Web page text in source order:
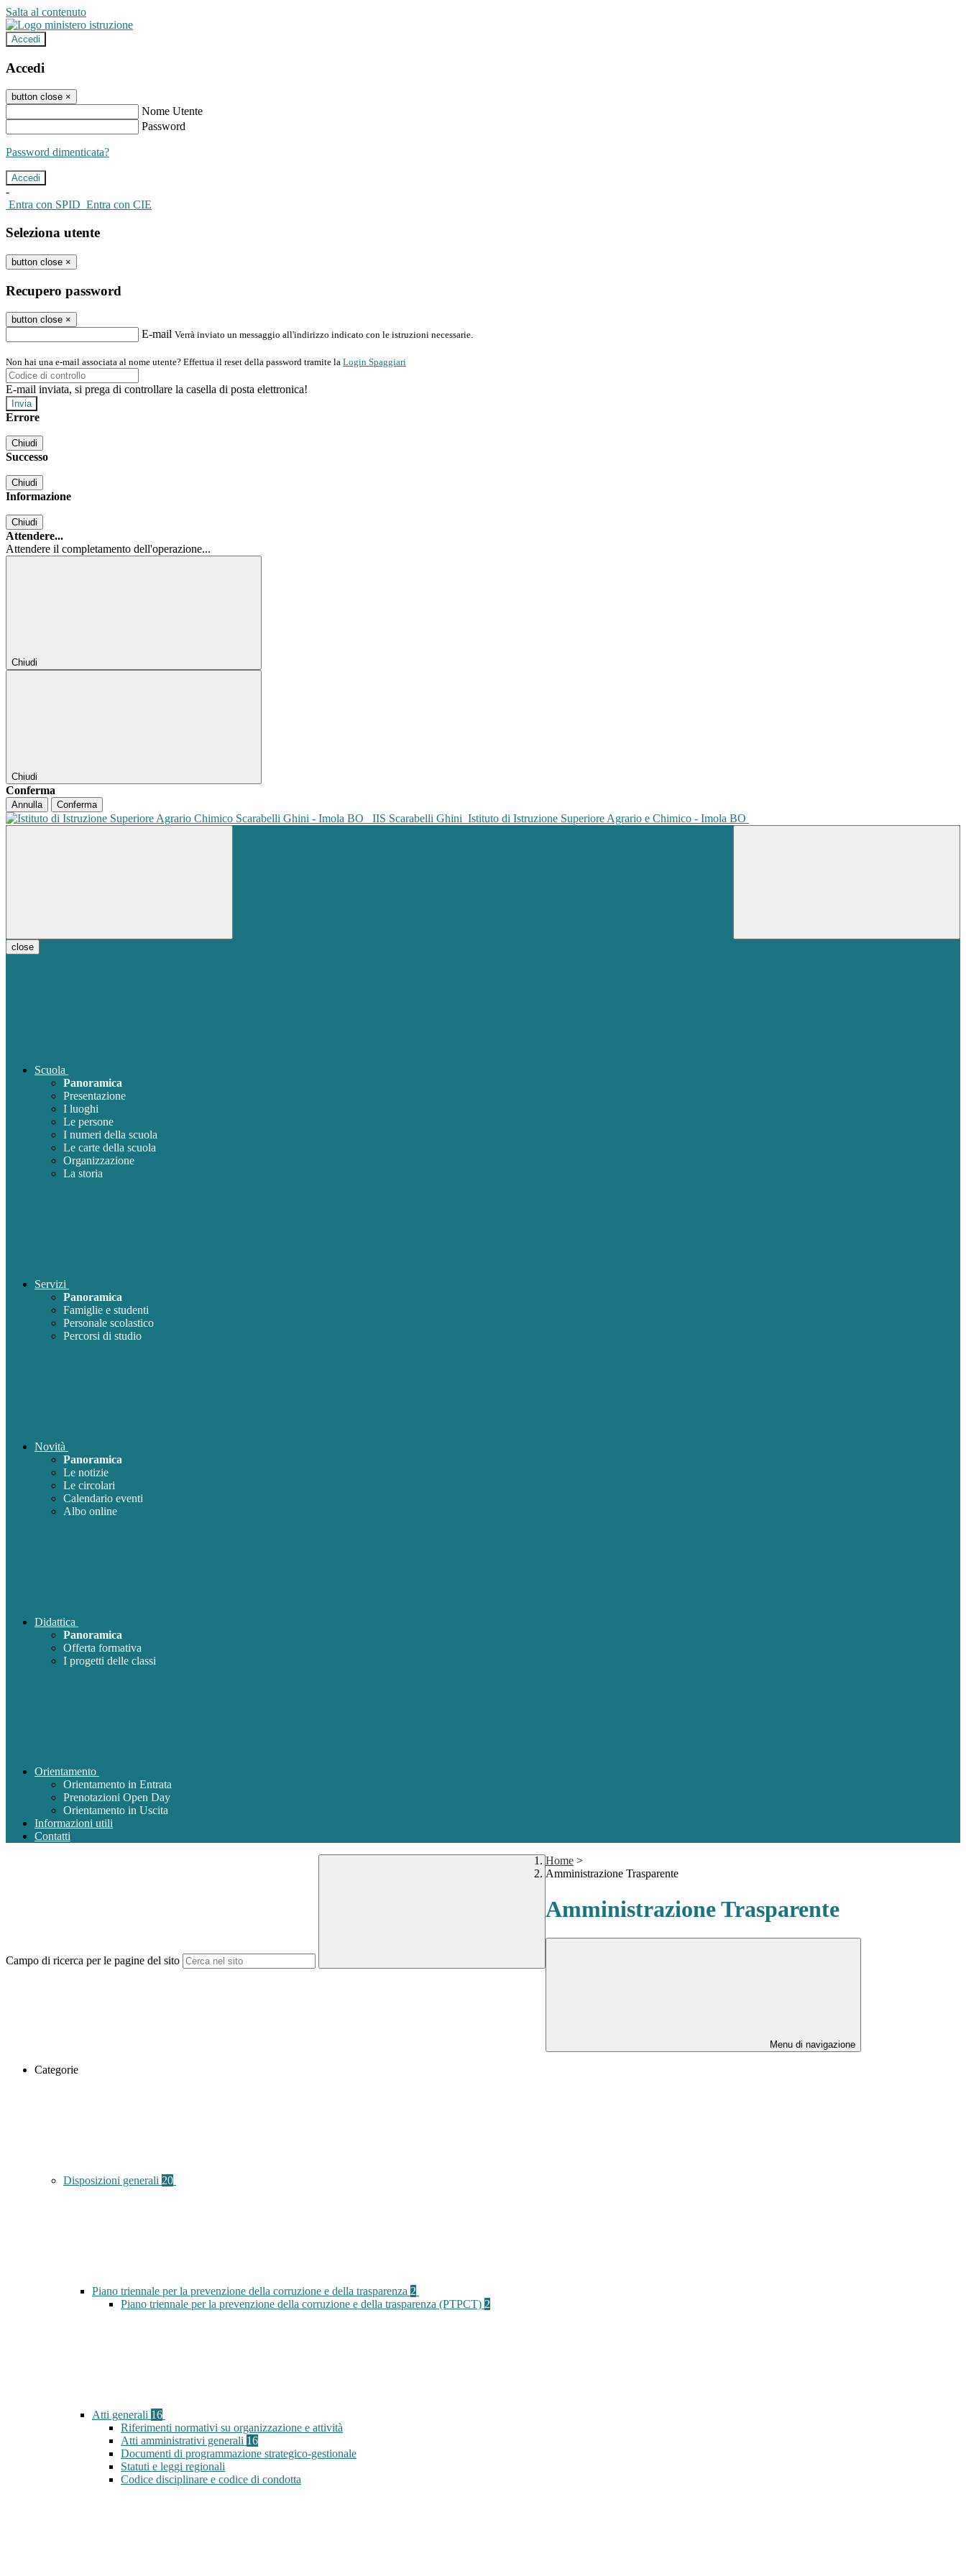
Salta al contenuto
Accedi
Accedi
button close ×
Nome Utente
Password
Password dimenticata?
-
Entra con SPID Entra con CIE
Seleziona utente
button close ×
Recupero password
button close ×
E-mail Verrà inviato un messaggio all'indirizzo indicato con le istruzioni necessarie.
Non hai una e-mail associata al nome utente? Effettua il reset della password tramite la Login Spaggiari
E-mail inviata, si prega di controllare la casella di posta elettronica!
Errore
Chiudi
Successo
Chiudi
Informazione
Chiudi
Attendere...
Attendere il completamento dell'operazione...
Chiudi
Chiudi
Conferma
Annulla Conferma
IIS Scarabelli Ghini Istituto di Istruzione Superiore Agrario e Chimico - Imola BO
close
Scuola
Panoramica
Presentazione
I luoghi
Le persone
I numeri della scuola
Le carte della scuola
Organizzazione
La storia
Servizi
Panoramica
Famiglie e studenti
Personale scolastico
Percorsi di studio
Novità
Panoramica
Le notizie
Le circolari
Calendario eventi
Albo online
Didattica
Panoramica
Offerta formativa
I progetti delle classi
Orientamento
Orientamento in Entrata
Prenotazioni Open Day
Orientamento in Uscita
Informazioni utili
Contatti
Campo di ricerca per le pagine del sito
Home >
Amministrazione Trasparente
Amministrazione Trasparente
Menu di navigazione
Categorie
Disposizioni generali 20
Piano triennale per la prevenzione della corruzione e della trasparenza 2
Piano triennale per la prevenzione della corruzione e della trasparenza (PTPCT) 2
Atti generali 16
Riferimenti normativi su organizzazione e attività
Atti amministrativi generali 16
Documenti di programmazione strategico-gestionale
Statuti e leggi regionali
Codice disciplinare e codice di condotta